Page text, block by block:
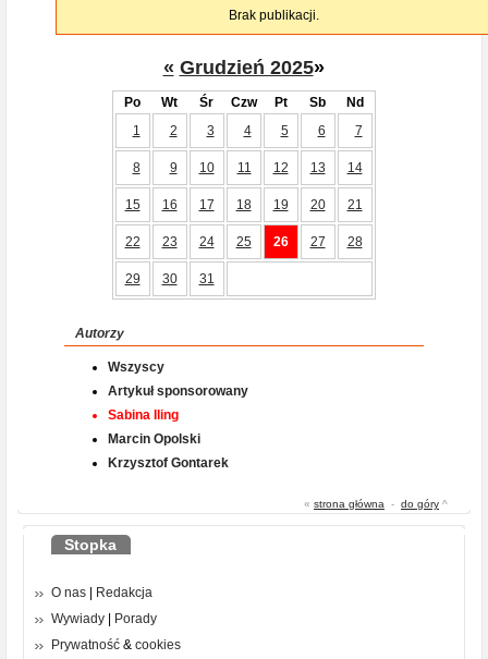
Brak publikacji.
« Grudzień 2025»
Po Wt Śr Czw Pt Sb
Nd
1
2 3 4 5 6 7
8 9 10 11 12 13 14
15 16 17 18 19 20 21
22 23 24 25 26 27 28
29 30 31
Autorzy
Wszyscy
Artykuł sponsorowany
Sabina Iling
Marcin Opolski
Krzysztof Gontarek
« strona główna - do góry ^
Stopka
O nas
Redakcja
Wywiady
Porady
Prywatność & cookies